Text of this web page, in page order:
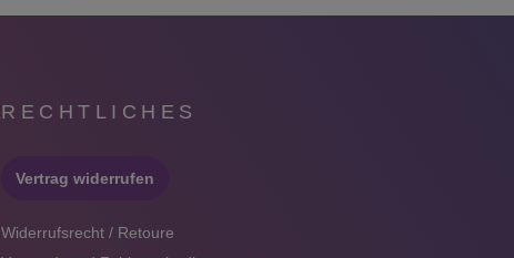
RECHTLICHES
Vertrag widerrufen
Widerrufsrecht / Retoure